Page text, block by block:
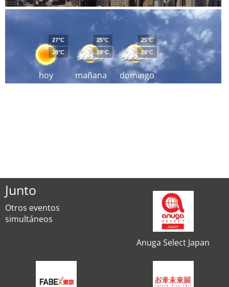
hoy
27°C
28°C
mañana
25°C
28°C
domingo
25°C
28°C
Junto
Otros eventos
simultáneos
Anuga Select Japan